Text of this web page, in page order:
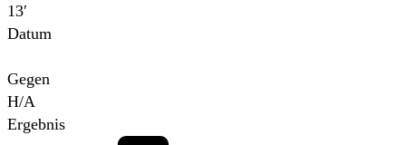
13′
Datum
Gegen
H/A
Ergebnis